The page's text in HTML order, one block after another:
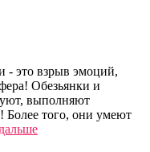
- это взрыв эмоций,
Обезьянки и
выполняют
Более того, они умеют